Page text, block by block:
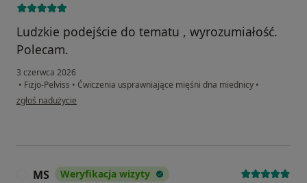
Ludzkie podejście do tematu , wyrozumiałość.
Polecam.
3 czerwca 2026
• Fizjo-Pelviss • Ćwiczenia usprawniające mięśni dna miednicy •
w opinii użytkownika Maciej
zgłoś nadużycie
MS Weryfikacja wizyty